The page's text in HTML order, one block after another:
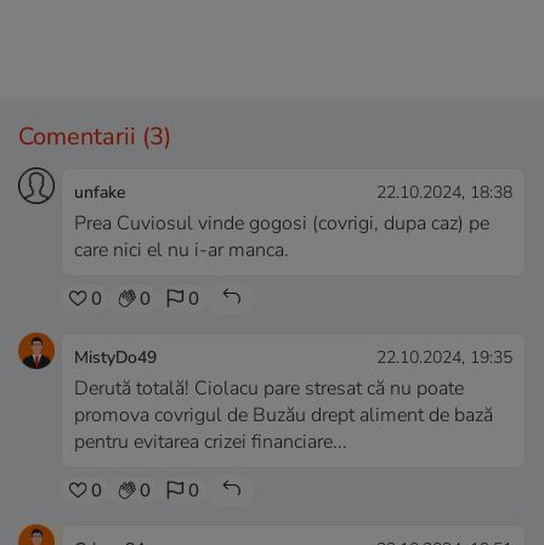
Comentarii (3)
unfake 22.10.2024, 18:38
Prea Cuviosul vinde gogosi (covrigi, dupa caz) pe
care nici el nu i-ar manca.
0 0 0
MistyDo49 22.10.2024, 19:35
Derută totală! Ciolacu pare stresat că nu poate
promova covrigul de Buzău drept aliment de bază
pentru evitarea crizei financiare...
0 0 0